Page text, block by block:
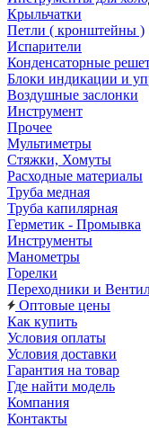
Крыльчатки
Петли ( кронштейны )
Испарители
Конденсаторные
Блоки индикации и
Воздушные заслонки
Инструмент
Прочее
Мультиметры
Стяжки, Хомуты
Расходные материалы
Труба медная
Труба капилярная
Герметик - Промывка
Инструменты
Манометры
Горелки
Переходники и
Оптовые цены
Как купить
Условия оплаты
Условия доставки
Гарантия на товар
Где найти модель
Компания
Контакты